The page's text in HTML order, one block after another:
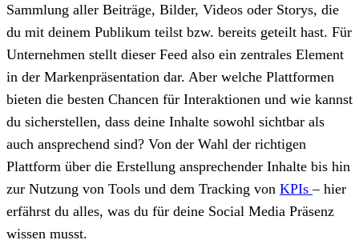
Sammlung aller Beiträge, Bilder, Videos oder Storys, die
du mit deinem Publikum teilst bzw. bereits geteilt hast. Für
Unternehmen stellt dieser Feed also ein zentrales Element
in der Markenpräsentation dar. Aber welche Plattformen
bieten die besten Chancen für Interaktionen und wie kannst
du sicherstellen, dass deine Inhalte sowohl sichtbar als
auch ansprechend sind? Von der Wahl der richtigen
Plattform über die Erstellung ansprechender Inhalte bis hin
zur Nutzung von Tools und dem Tracking von KPIs– hier
erfährst du alles, was du für deine Social Media Präsenz
wissen musst.